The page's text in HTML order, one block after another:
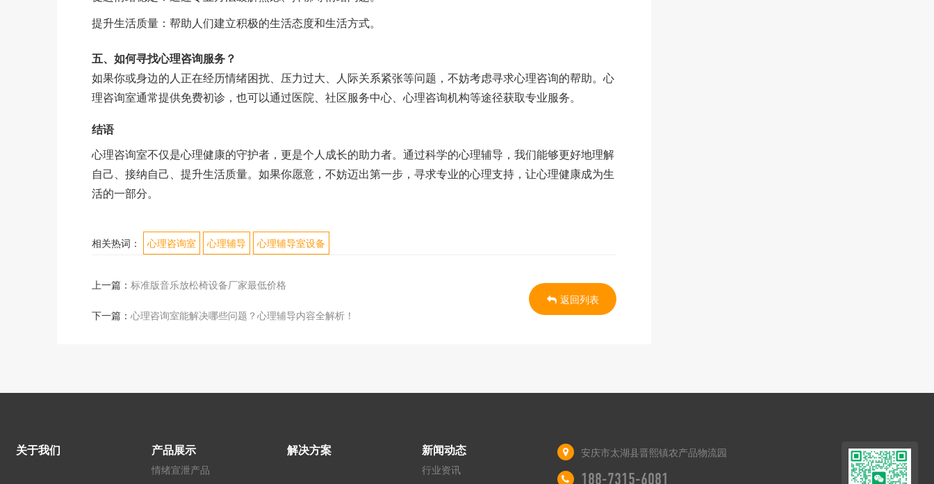
提升生活质量：帮助人们建立积极的生活态度和生活方式。
五、如何寻找心理咨询服务？
如果你或身边的人正在经历情绪困扰、压力过大、人际关系紧张等问题，不妨考虑寻求心理咨询的帮助。心
理咨询室通常提供免费初诊，也可以通过医院、社区服务中心、心理咨询机构等途径获取专业服务。
结语
心理咨询室不仅是心理健康的守护者，更是个人成长的助力者。通过科学的心理辅导，我们能够更好地理解
自己、接纳自己、提升生活质量。如果你愿意，不妨迈出第一步，寻求专业的心理支持，让心理健康成为生
活的一部分。
相关热词： 心理咨询室 心理辅导 心理辅导室设备
上一篇： 标准版音乐放松椅设备厂家最低价格
下一篇： 心理咨询室能解决哪些问题？心理辅导内容全解析！
返回列表
关于我们 产品展示
情绪宣泄产品
解决方案 新闻动态
行业资讯
安庆市太湖县晋熙镇农产品物流园
188-7315-6081